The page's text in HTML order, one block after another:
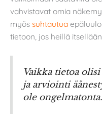
vahvistavat omia
myös suhtautua
tietoon, jos heillä
Vaikka tietoa
ja arviointi
ole ongelmatonta.